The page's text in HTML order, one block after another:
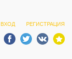
ВХОД РЕГИСТРАЦИЯ